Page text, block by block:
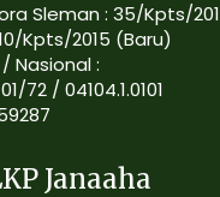
Sleman : 35/Kpts/
Kpts/2015 (Baru)
Nasional :
72 / 04104.1.0101
Janaaha